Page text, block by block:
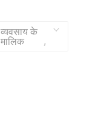
व्यवसाय के
मालिक ,